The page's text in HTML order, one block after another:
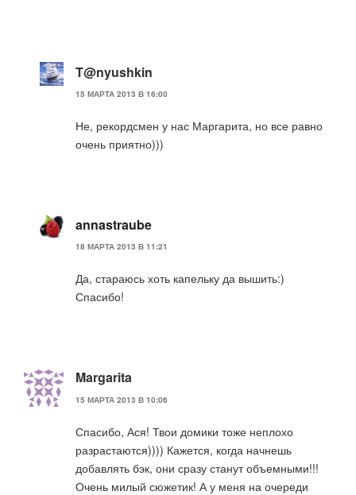
T@nyushkin
15 МАРТА 2013 В 16:00
Не, рекордсмен у нас Маргарита, но все равно
очень приятно)))
annastraube
18 МАРТА 2013 В 11:21
Да, стараюсь хоть капельку да вышить:)
Спасибо!
Margarita
15 МАРТА 2013 В 10:06
Спасибо, Ася! Твои домики тоже неплохо
разрастаются)))) Кажется, когда начнешь
добавлять бэк, они сразу станут объемными!!!
Очень милый сюжетик! А у меня на очереди